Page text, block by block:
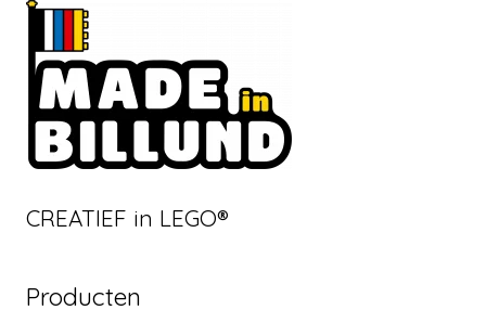
CREATIEF in LEGO®
Producten